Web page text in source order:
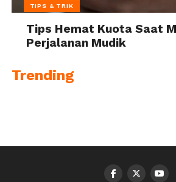
TIPS & TRIK
Tips Hemat Kuota Saat
Perjalanan Mudik
Trending